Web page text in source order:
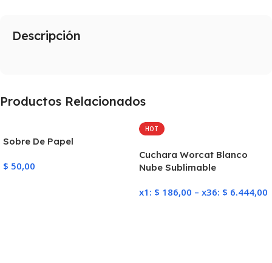
Descripción
Productos Relacionados
Sobre De Papel
$ 50,00
HOT
Cuchara Worcat Blanco
Nube Sublimable
x1: $ 186,00 – x36: $ 6.444,00